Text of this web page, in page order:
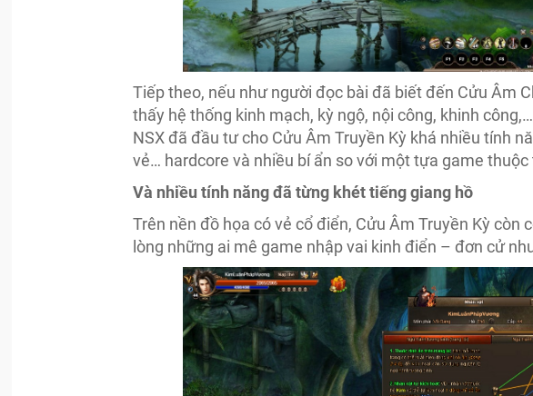
Tiếp theo, nếu như người đọc bài đã biết đến Cửu Âm
thấy hệ thống kinh mạch, kỳ ngộ, nội công, khinh
NSX đã đầu tư cho Cửu Âm Truyền Kỳ khá nhiều tính
vẻ… hardcore và nhiều bí ẩn so với một tựa game
Và nhiều tính năng đã từng khét tiếng giang hồ
Trên nền đồ họa có vẻ cổ điển, Cửu Âm Truyền Kỳ
lòng những ai mê game nhập vai kinh điển – đơn cử